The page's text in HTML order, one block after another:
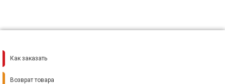
Как заказать
Возврат товара